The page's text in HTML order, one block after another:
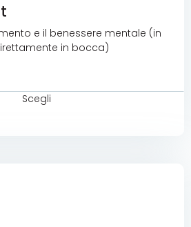
e il benessere mentale (in
in bocca)
Scegli